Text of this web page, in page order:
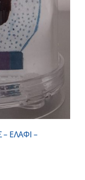
ΕΛΑΦΙ –